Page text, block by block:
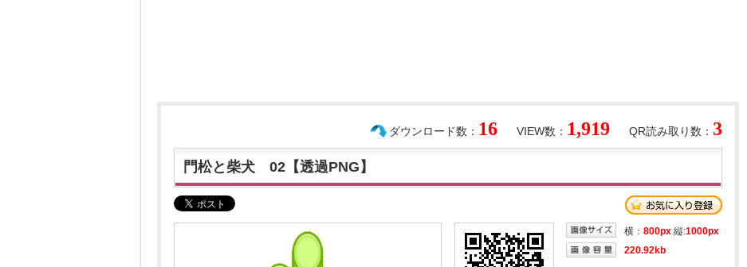
QR読み取り数： 3
VIEW数： 1,919
ダウンロード数： 16
門松と柴犬 02【透過PNG】
横： 800px 縦:1000px
220.92kb